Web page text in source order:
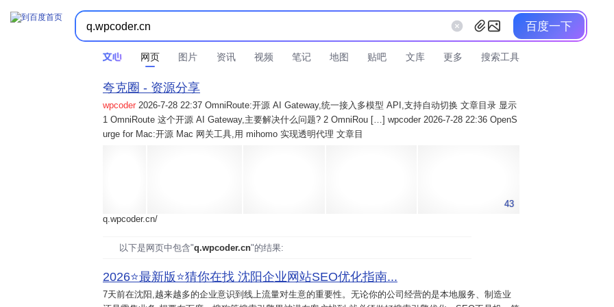
百度一下
网页 图片 资讯 视频 笔记 地图 贴吧 文库 更多 搜索工具
夸克圈 - 资源分享
wpcoder 2026-7-28 22:37 OmniRoute:开源 AI Gateway,统一接入多模型 API,支持自动切换 文章目录 显示
1 OmniRoute 这个开源 AI Gateway,主要解决什么问题? 2 OmniRou […] wpcoder 2026-7-28 22:36 OpenS
urge for Mac:开源 Mac 网关工具,用 mihomo 实现透明代理 文章目
43
q.wpcoder.cn/
以下是网页中包含"q.wpcoder.cn"的结果:
2026⭐️最新版⭐️猜你在找 沈阳企业网站SEO优化指南...
7天前在沈阳,越来越多的企业意识到线上流量对生意的重要性。无论你的公司经营的是本地服务、制造业